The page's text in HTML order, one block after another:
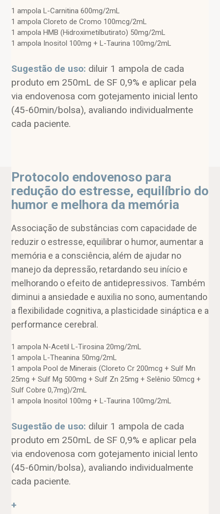
1 ampola L-Carnitina 600mg/2mL
1 ampola Cloreto de Cromo 100mcg/2mL
1 ampola HMB (Hidroximetilbutirato) 50mg/2mL
1 ampola Inositol 100mg + L-Taurina 100mg/2mL
Sugestão de uso: diluir 1 ampola de cada
produto em 250mL de SF 0,9% e aplicar pela
via endovenosa com gotejamento inicial lento
(45-60min/bolsa), avaliando individualmente
cada paciente.
Protocolo endovenoso para
redução do estresse, equilíbrio do
humor e melhora da memória
Associação de substâncias com capacidade de
reduzir o estresse, equilibrar o humor, aumentar a
memória e a consciência, além de ajudar no
manejo da depressão, retardando seu início e
melhorando o efeito de antidepressivos. Também
diminui a ansiedade e auxilia no sono, aumentando
a flexibilidade cognitiva, a plasticidade sináptica e a
performance cerebral.
1 ampola N-Acetil L-Tirosina 20mg/2mL
1 ampola L-Theanina 50mg/2mL
1 ampola Pool de Minerais (Cloreto Cr 200mcg + Sulf Mn
25mg + Sulf Mg 500mg + Sulf Zn 25mg + Selênio 50mcg +
Sulf Cobre 0,7mg)/2mL
1 ampola Inositol 100mg + L-Taurina 100mg/2mL
Sugestão de uso: diluir 1 ampola de cada
produto em 250mL de SF 0,9% e aplicar pela
via endovenosa com gotejamento inicial lento
(45-60min/bolsa), avaliando individualmente
cada paciente.
+